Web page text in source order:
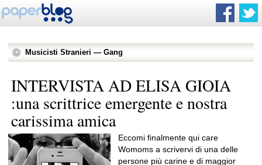
Musicisti Stranieri — Gang
INTERVISTA AD ELISA GIOIA
:una scrittrice emergente e nostra
carissima amica
Eccomi finalmente qui care
Womoms a scrivervi di una delle
persone più carine e di maggior